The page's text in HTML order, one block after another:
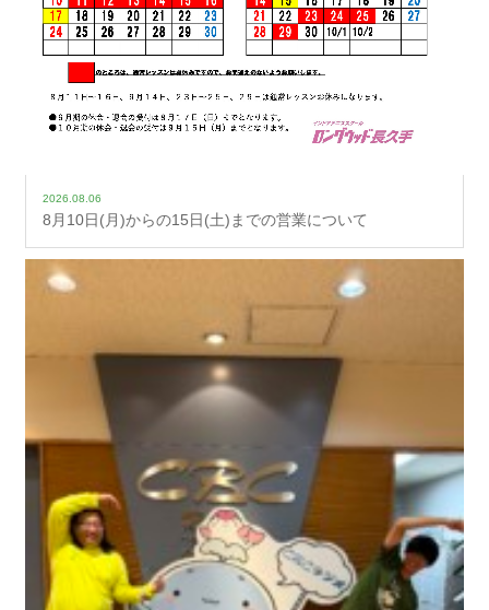
2026.08.06
8月10日(月)からの15日(土)までの営業について